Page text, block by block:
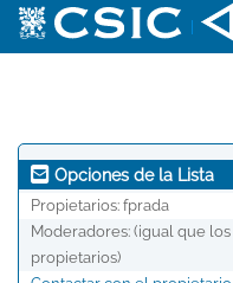
Opciones de la Lista
Propietarios: fprada
Moderadores: (igual que los
propietarios)